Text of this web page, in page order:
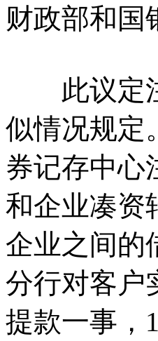
财政部和国
此议定注
似情况规定
券记存中心
和企业凑资
企业之间的
分行对客户
提款一事，